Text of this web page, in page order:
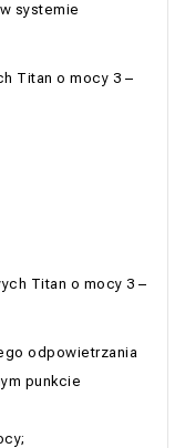
systemie
Titan o mocy 3 –
Titan o mocy 3 –
odpowietrzania
punkcie